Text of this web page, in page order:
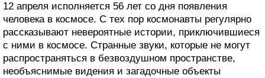
12 апреля исполняется 56 лет со дня появления
человека в космосе. С тех пор космонавты регулярно
рассказывают невероятные истории, приключившиеся
с ними в космосе. Странные звуки, которые не могут
распространяться в безвоздушном пространстве,
необъяснимые видения и загадочные объекты